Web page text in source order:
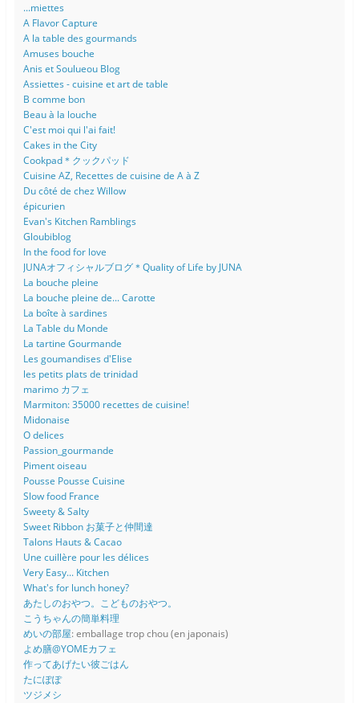
...miettes
A Flavor Capture
A la table des gourmands
Amuses bouche
Anis et Soulueou Blog
Assiettes - cuisine et art de table
B comme bon
Beau à la louche
C'est moi qui l'ai fait!
Cakes in the City
Cookpad＊クックパッド
Cuisine AZ, Recettes de cuisine de A à Z
Du côté de chez Willow
épicurien
Evan's Kitchen Ramblings
Gloubiblog
In the food for love
JUNAオフィシャルブログ＊Quality of Life by JUNA
La bouche pleine
La bouche pleine de... Carotte
La boîte à sardines
La Table du Monde
La tartine Gourmande
Les goumandises d'Elise
les petits plats de trinidad
marimo カフェ
Marmiton: 35000 recettes de cuisine!
Midonaise
O delices
Passion_gourmande
Piment oiseau
Pousse Pousse Cuisine
Slow food France
Sweety & Salty
Sweet Ribbon お菓子と仲間達
Talons Hauts & Cacao
Une cuillère pour les délices
Very Easy... Kitchen
What's for lunch honey?
あたしのおやつ。こどものおやつ。
こうちゃんの簡単料理
めいの部屋: emballage trop chou (en japonais)
よめ膳@YOMEカフェ
作ってあげたい彼ごはん
たにぽぽ
ツジメシ